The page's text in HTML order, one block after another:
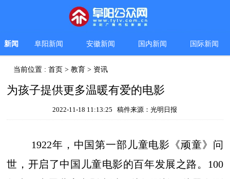
新闻 阜阳新闻 安徽新闻 国内新闻 国际新闻
当前位置 :首页 >教育 > 资讯
为孩子提供更多温暖有爱的电影
2022-11-18 11:13:25 稿件来源：光明日报
1922年，中国第一部儿童电影《顽童》问
世，开启了中国儿童电影的百年发展之路。100